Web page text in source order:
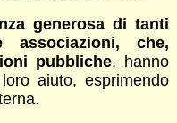
generosa di tanti
che,
pubbliche, hanno
aiuto, esprimendo